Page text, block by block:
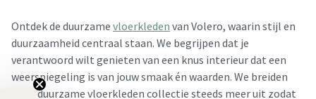
Ontdek de duurzame vloerkleden van Volero, waarin stijl en
duurzaamheid centraal staan. We begrijpen dat je
verantwoord wilt genieten van een knus interieur dat een
weerspiegeling is van jouw smaak én waarden. We breiden
onze duurzame vloerkleden collectie steeds meer uit zodat